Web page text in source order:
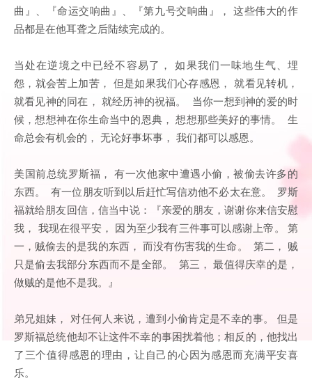
曲』、『命运交响曲』、『第九号交响曲』， 这些伟大的作
品都是在他耳聋之后陆续完成的。
当处在逆境之中已经不容易了， 如果我们一味地生气、埋
怨，就会苦上加苦， 但是如果我们心存感恩， 就看见转机，
就看见神的同在， 就经历神的祝福。 当你一想到神的爱的时
候，想想神在你生命当中的恩典， 想想那些美好的事情。 生
命总会有机会的， 无论好事坏事， 我们都可以感恩。
美国前总统罗斯福， 有一次他家中遭遇小偷，被偷去许多的
东西。 有一位朋友听到以后赶忙写信劝他不必太在意。 罗斯
福就给朋友回信，信当中说：『亲爱的朋友，谢谢你来信安慰
我， 我现在很平安， 因为至少我有三件事可以感谢上帝。 第
一，贼偷去的是我的东西， 而没有伤害我的生命。 第二， 贼
只是偷去我部分东西而不是全部。 第三， 最值得庆幸的是，
做贼的是他不是我。』
弟兄姐妹， 对任何人来说，遭到小偷肯定是不幸的事。 但是
罗斯福总统他却不让这件不幸的事困扰着他；相反的，他找出
了三个值得感恩的理由，让自己的心因为感恩而充满平安喜
乐。